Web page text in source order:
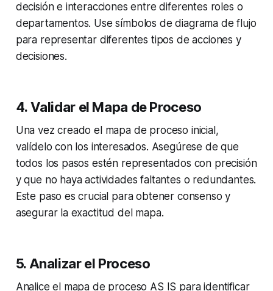
decisión e interacciones entre diferentes roles o
departamentos. Use símbolos de diagrama de flujo
para representar diferentes tipos de acciones y
decisiones.
4. Validar el Mapa de Proceso
Una vez creado el mapa de proceso inicial,
valídelo con los interesados. Asegúrese de que
todos los pasos estén representados con precisión
y que no haya actividades faltantes o redundantes.
Este paso es crucial para obtener consenso y
asegurar la exactitud del mapa.
5. Analizar el Proceso
Analice el mapa de proceso AS IS para identificar